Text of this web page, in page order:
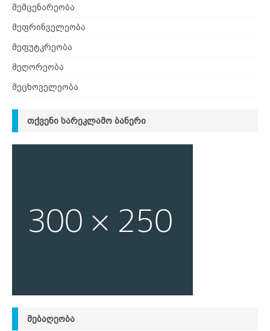
მემცენარეობა
მეფრინველეობა
მეფუტკრეობა
მეღორეობა
მეცხოველეობა
ᲗᲥᲕᲔᲜᲘ ᲡᲐᲠᲔᲙᲚᲐᲛᲝ ᲑᲐᲜᲔᲠᲘ
ᲛᲔᲑᲐᲦᲔᲝᲑᲐ